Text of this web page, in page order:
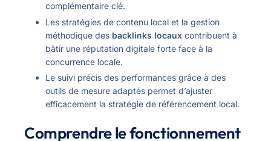
complémentaire clé.
Les stratégies de contenu local et la gestion
méthodique des backlinks locaux contribuent à
bâtir une réputation digitale forte face à la
concurrence locale.
Le suivi précis des performances grâce à des
outils de mesure adaptés permet d’ajuster
efficacement la stratégie de référencement local.
Comprendre le fonctionnement